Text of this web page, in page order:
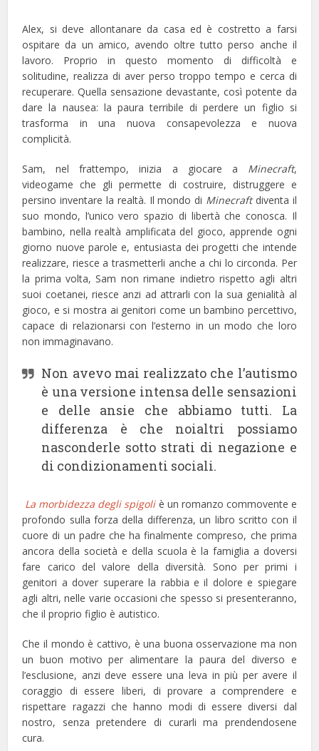
Alex, si deve allontanare da casa ed è costretto a farsi
ospitare da un amico, avendo oltre tutto perso anche il
lavoro. Proprio in questo momento di difficoltà e
solitudine, realizza di aver perso troppo tempo e cerca di
recuperare. Quella sensazione devastante, così potente da
dare la nausea: la paura terribile di perdere un figlio si
trasforma in una nuova consapevolezza e nuova
complicità.
Sam, nel frattempo, inizia a giocare a Minecraft,
videogame che gli permette di costruire, distruggere e
persino inventare la realtà. Il mondo di Minecraftdiventa il
suo mondo, l’unico vero spazio di libertà che conosca. Il
bambino, nella realtà amplificata del gioco, apprende ogni
giorno nuove parole e, entusiasta dei progetti che intende
realizzare, riesce a trasmetterli anche a chi lo circonda. Per
la prima volta, Sam non rimane indietro rispetto agli altri
suoi coetanei, riesce anzi ad attrarli con la sua genialità al
gioco, e si mostra ai genitori come un bambino percettivo,
capace di relazionarsi con l’esterno in un modo che loro
non immaginavano.
Non avevo mai realizzato che l’autismo
è una versione intensa delle sensazioni
e delle ansie che abbiamo tutti. La
differenza è che noialtri possiamo
nasconderle sotto strati di negazione e
di condizionamenti sociali.
La morbidezza degli spigoliè un romanzo commovente e
profondo sulla forza della differenza, un libro scritto con il
cuore di un padre che ha finalmente compreso, che prima
ancora della società e della scuola è la famiglia a doversi
fare carico del valore della diversità. Sono per primi i
genitori a dover superare la rabbia e il dolore e spiegare
agli altri, nelle varie occasioni che spesso si presenteranno,
che il proprio figlio è autistico.
Che il mondo è cattivo, è una buona osservazione ma non
un buon motivo per alimentare la paura del diverso e
l’esclusione, anzi deve essere una leva in più per avere il
coraggio di essere liberi, di provare a comprendere e
rispettare ragazzi che hanno modi di essere diversi dal
nostro, senza pretendere di curarli ma prendendosene
cura.